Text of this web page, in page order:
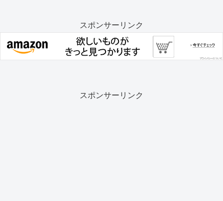
スポンサーリンク
スポンサーリンク